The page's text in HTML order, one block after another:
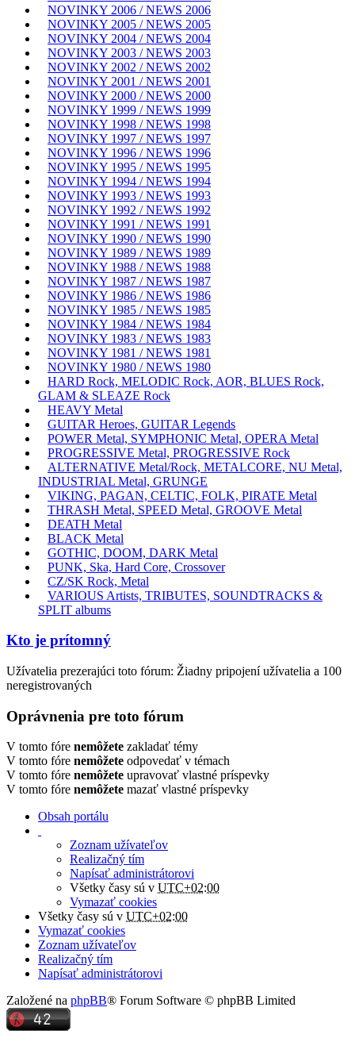
NOVINKY 2006 / NEWS 2006
NOVINKY 2005 / NEWS 2005
NOVINKY 2004 / NEWS 2004
NOVINKY 2003 / NEWS 2003
NOVINKY 2002 / NEWS 2002
NOVINKY 2001 / NEWS 2001
NOVINKY 2000 / NEWS 2000
NOVINKY 1999 / NEWS 1999
NOVINKY 1998 / NEWS 1998
NOVINKY 1997 / NEWS 1997
NOVINKY 1996 / NEWS 1996
NOVINKY 1995 / NEWS 1995
NOVINKY 1994 / NEWS 1994
NOVINKY 1993 / NEWS 1993
NOVINKY 1992 / NEWS 1992
NOVINKY 1991 / NEWS 1991
NOVINKY 1990 / NEWS 1990
NOVINKY 1989 / NEWS 1989
NOVINKY 1988 / NEWS 1988
NOVINKY 1987 / NEWS 1987
NOVINKY 1986 / NEWS 1986
NOVINKY 1985 / NEWS 1985
NOVINKY 1984 / NEWS 1984
NOVINKY 1983 / NEWS 1983
NOVINKY 1981 / NEWS 1981
NOVINKY 1980 / NEWS 1980
HARD Rock, MELODIC Rock, AOR, BLUES Rock,
GLAM & SLEAZE Rock
HEAVY Metal
GUITAR Heroes, GUITAR Legends
POWER Metal, SYMPHONIC Metal, OPERA Metal
PROGRESSIVE Metal, PROGRESSIVE Rock
ALTERNATIVE Metal/Rock, METALCORE, NU Metal,
INDUSTRIAL Metal, GRUNGE
VIKING, PAGAN, CELTIC, FOLK, PIRATE Metal
THRASH Metal, SPEED Metal, GROOVE Metal
DEATH Metal
BLACK Metal
GOTHIC, DOOM, DARK Metal
PUNK, Ska, Hard Core, Crossover
CZ/SK Rock, Metal
VARIOUS Artists, TRIBUTES, SOUNDTRACKS &
SPLIT albums
Kto je prítomný
Užívatelia prezerajúci toto fórum: Žiadny pripojení užívatelia a 100
neregistrovaných
Oprávnenia pre toto fórum
V tomto fóre nemôžete zakladať témy
V tomto fóre nemôžete odpovedať v témach
V tomto fóre nemôžete upravovať vlastné príspevky
V tomto fóre nemôžete mazať vlastné príspevky
Obsah portálu
Zoznam užívateľov
Realizačný tím
Napísať administrátorovi
Všetky časy sú v UTC+02:00
Vymazať cookies
Všetky časy sú v UTC+02:00
Vymazať cookies
Zoznam užívateľov
Realizačný tím
Napísať administrátorovi
Založené na phpBB® Forum Software © phpBB Limited